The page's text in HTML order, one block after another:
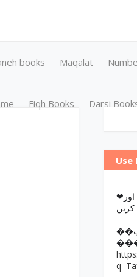
books Maqalat
Fiqh Books Darsi
Use
❤مختلف عنوانات پر کتب آن لائن مطالعہ اور